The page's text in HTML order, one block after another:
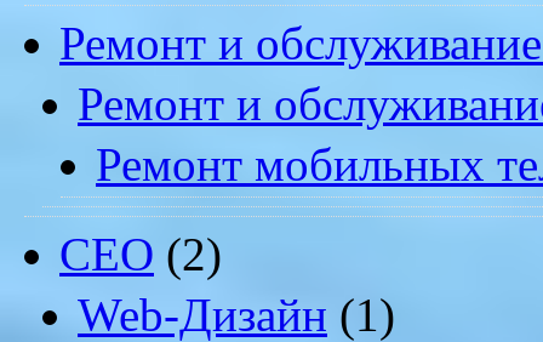
Ремонт и
Ремонт и
Ремонт мобильных
СЕО (2)
Web-Дизайн (1)